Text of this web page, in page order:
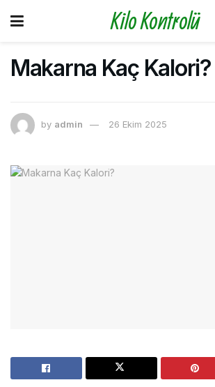
Kilo Kontrolü
Makarna Kaç Kalori?
by admin 26 Ekim 2025